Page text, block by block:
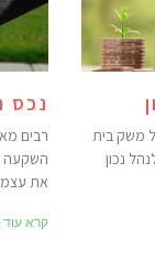
משק בית
נכון
נכס
רבים
השקעה
את
קרא עוד